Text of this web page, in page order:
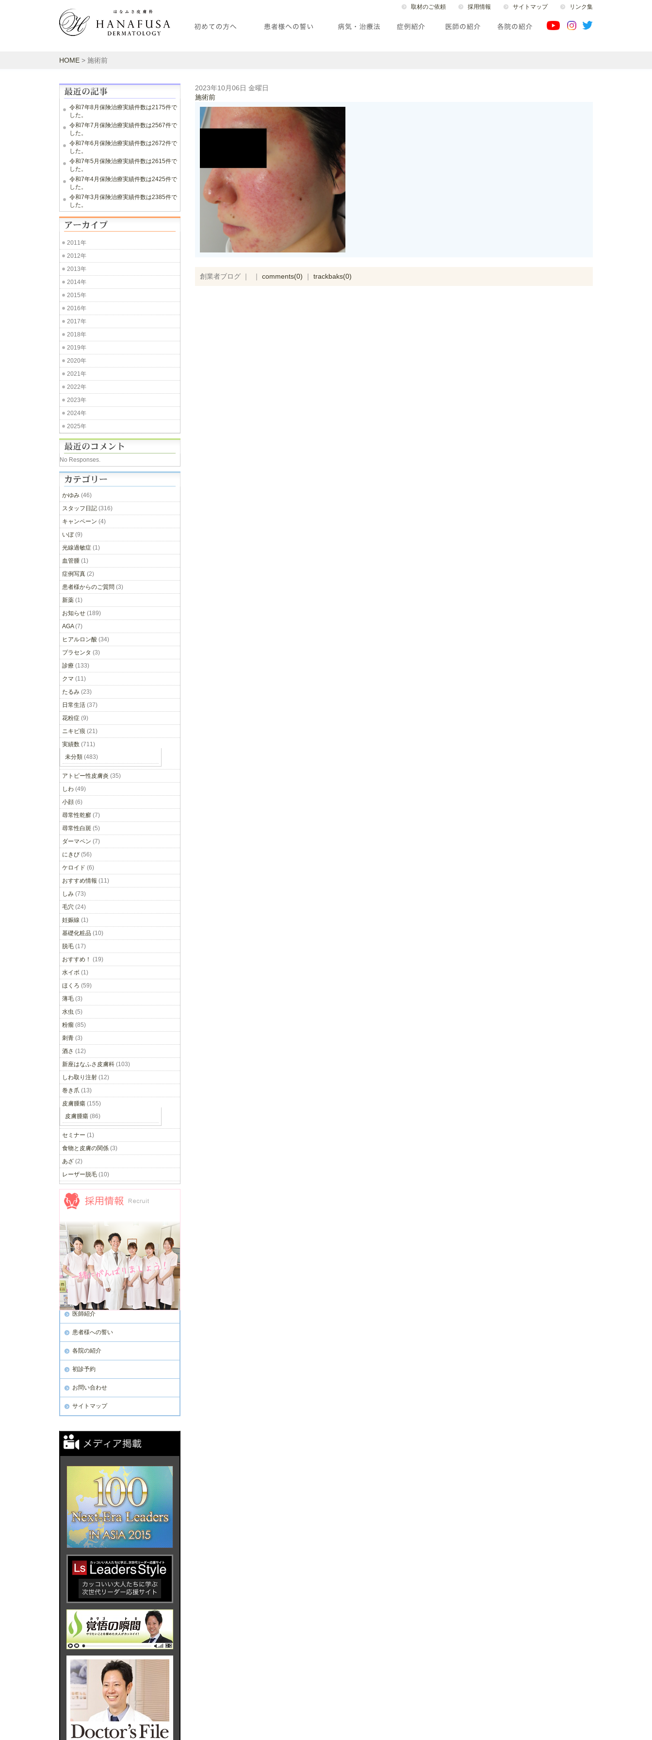
取材のご依頼 採用情報 サイトマップ リンク集
HOME > 施術前
2023年10月06日 金曜日
施術前
創業者ブログ ｜ ｜ comments(0) ｜ trackbaks(0)
令和7年8月保険治療実績件数は2175件で
した。
令和7年7月保険治療実績件数は2567件で
した。
令和7年6月保険治療実績件数は2672件で
した。
令和7年5月保険治療実績件数は2615件で
した。
令和7年4月保険治療実績件数は2425件で
した。
令和7年3月保険治療実績件数は2385件で
した。
2011年
2012年
2013年
2014年
2015年
2016年
2017年
2018年
2019年
2020年
2021年
2022年
2023年
2024年
2025年
No Responses.
かゆみ (46)
スタッフ日記 (316)
キャンペーン (4)
いぼ(9)
光線過敏症 (1)
血管腫 (1)
症例写真 (2)
患者様からのご質問 (3)
新薬 (1)
お知らせ (189)
AGA(7)
ヒアルロン酸 (34)
プラセンタ (3)
診療 (133)
クマ (11)
たるみ (23)
日常生活 (37)
花粉症 (9)
ニキビ痕 (21)
実績数 (711)
未分類 (483)
アトピー性皮膚炎 (35)
しわ (49)
小顔 (6)
尋常性乾癬 (7)
尋常性白斑 (5)
ダーマペン (7)
にきび (56)
ケロイド (6)
おすすめ情報 (11)
しみ (73)
毛穴 (24)
妊娠線 (1)
基礎化粧品 (10)
脱毛 (17)
おすすめ！ (19)
水イボ (1)
ほくろ (59)
薄毛 (3)
水虫 (5)
粉瘤 (85)
刺青 (3)
酒さ (12)
新座はなふさ皮膚科 (103)
しわ取り注射 (12)
巻き爪 (13)
皮膚腫瘍 (155)
皮膚腫瘍 (86)
セミナー (1)
食物と皮膚の関係 (3)
あざ (2)
レーザー脱毛 (10)
採用情報
医師紹介
患者様への誓い
各院の紹介
初診予約
お問い合わせ
サイトマップ